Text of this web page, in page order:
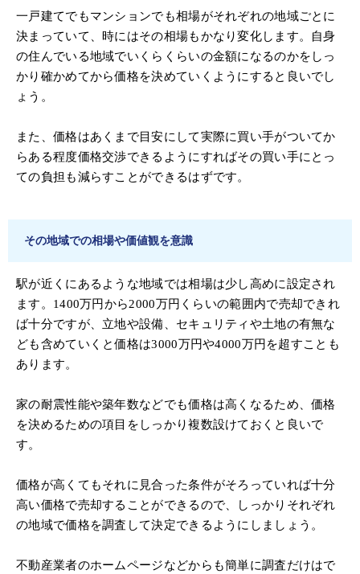
一戸建てでもマンションでも相場がそれぞれの地域ごとに
決まっていて、時にはその相場もかなり変化します。自身
の住んでいる地域でいくらくらいの金額になるのかをしっ
かり確かめてから価格を決めていくようにすると良いでし
ょう。
また、価格はあくまで目安にして実際に買い手がついてか
らある程度価格交渉できるようにすればその買い手にとっ
ての負担も減らすことができるはずです。
その地域での相場や価値観を意識
駅が近くにあるような地域では相場は少し高めに設定され
ます。1400万円から2000万円くらいの範囲内で売却できれ
ば十分ですが、立地や設備、セキュリティや土地の有無な
ども含めていくと価格は3000万円や4000万円を超すことも
あります。
家の耐震性能や築年数などでも価格は高くなるため、価格
を決めるための項目をしっかり複数設けておくと良いで
す。
価格が高くてもそれに見合った条件がそろっていれば十分
高い価格で売却することができるので、しっかりそれぞれ
の地域で価格を調査して決定できるようにしましょう。
不動産業者のホームページなどからも簡単に調査だけはで